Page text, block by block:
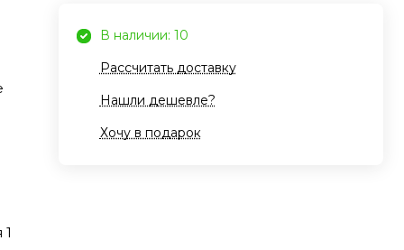
В наличии: 10
Рассчитать доставку
Нашли дешевле?
Хочу в подарок